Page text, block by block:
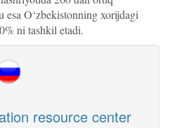
esa O‘zbekistonning xorijdagi
ni tashkil etadi.
resource center